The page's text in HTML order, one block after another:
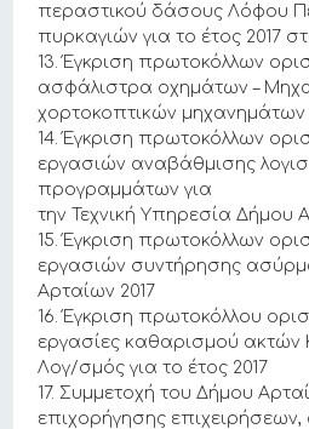
περαστικού δάσους Λόφου
πυρκαγιών για το έτος 2017
13. Έγκριση πρωτοκόλλων
ασφάλιστρα οχημάτων –
χορτοκοπτικών μηχανημάτων
14. Έγκριση πρωτοκόλλων
εργασιών αναβάθμισης
προγραμμάτων για
την Τεχνική Υπηρεσία Δήμου
15. Έγκριση πρωτοκόλλων
εργασιών συντήρησης
Αρταίων 2017
16. Έγκριση πρωτοκόλλου
εργασίες καθαρισμού ακτών
Λογ/σμός για το έτος 2017
17. Συμμετοχή του Δήμου
επιχορήγησης